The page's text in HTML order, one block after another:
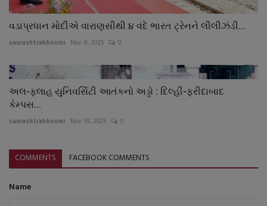
વડાપ્રધાન મોદીએ વારાણસીથી ૪ વંદે ભારત ટ્રેનને લીલીઝંડી...
saurashtrabhoomi Nov 8, 2025 0
અલ-ફલાહ યુનિવર્સિટી આતંકનો અડ્ડો : દિલ્હી-ફરીદાબાદ
કેમ્પસ...
saurashtrabhoomi Nov 18, 2025 0
COMMENTS FACEBOOK COMMENTS
Name